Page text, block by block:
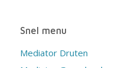
Snel menu
Mediator Druten